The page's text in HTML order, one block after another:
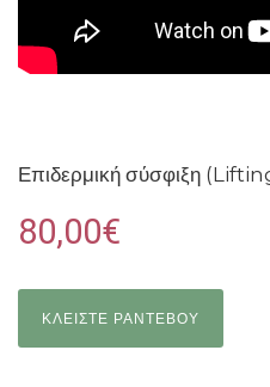
Επιδερμική σύσφιξη
80,00€
ΚΛΕΙΣΤΕ ΡΑΝΤΕΒΟΥ